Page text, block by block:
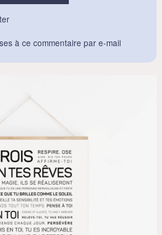
à ce commentaire par e-mail